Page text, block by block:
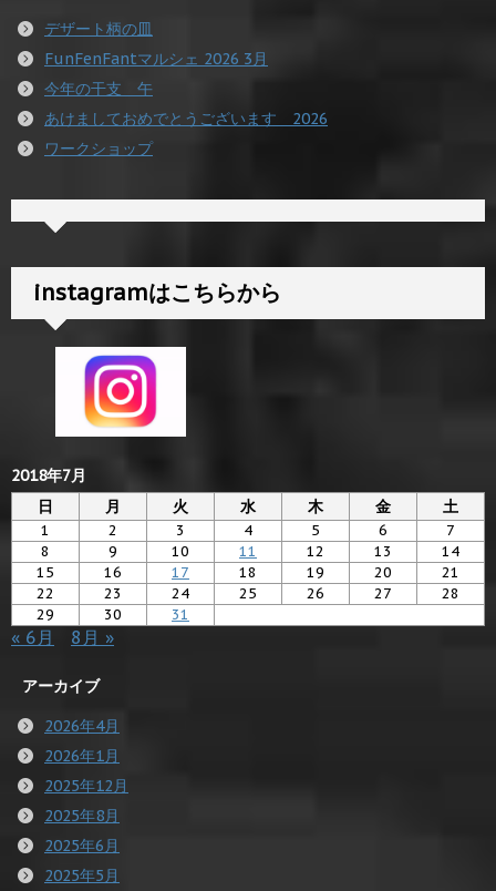
デザート柄の皿
FunFenFantマルシェ 2026 3月
今年の干支 午
あけましておめでとうございます 2026
ワークショップ
instagramはこちらから
2018年7月
日
月 火 水 木 金 土
1 2 3 4 5 6
7
8
9 10 11 12 13
14
15
16 17 18 19 20
21
22
23 24 25 26 27
28
29
30 31
« 6月 8月 »
アーカイブ
2026年4月
2026年1月
2025年12月
2025年8月
2025年6月
2025年5月